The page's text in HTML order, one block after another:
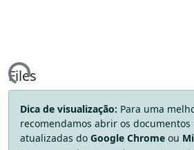
Files
Dica de visualização: Para uma
recomendamos abrir os
atualizadas do Google Chrome ou